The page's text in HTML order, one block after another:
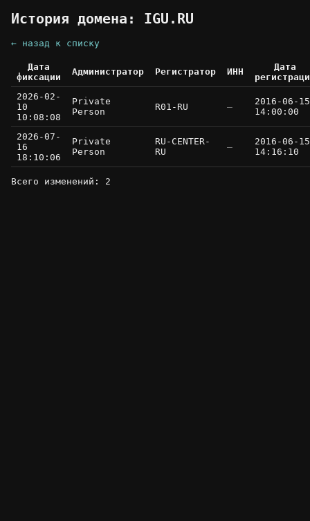
История домена: IGU.RU
← назад к списку
Дата
фиксации
Администратор Регистратор ИНН
Дата
2026-02-
10
10:08:08
Private
Person
R01-RU —
2016-06-15
14:00:00
2026-07-
16
18:10:06
Private
Person
RU-CENTER-
RU
—
2016-06-15
14:16:10
Всего изменений: 2